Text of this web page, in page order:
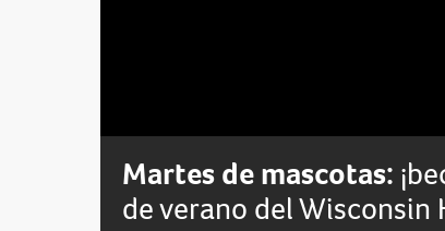
0%
Martes de mascotas:
de verano del Wisconsin